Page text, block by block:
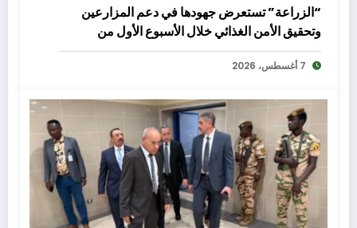
“الزراعة” تستعرض جهودها في دعم المزارعين
وتحقيق الأمن الغذائي خلال الأسبوع الأول من
أغسطس الجاري
7 أغسطس، 2026